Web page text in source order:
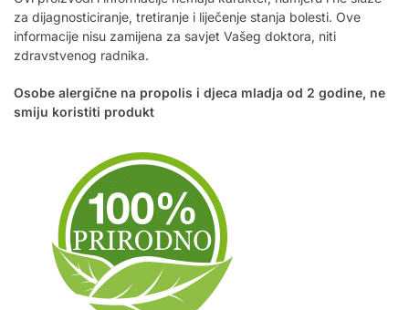
za dijagnosticiranje, tretiranje i liječenje stanja bolesti. Ove
informacije nisu zamijena za savjet Vašeg doktora, niti
zdravstvenog radnika.
Osobe alergične na propolis i djeca mladja od 2 godine, ne
smiju koristiti produkt